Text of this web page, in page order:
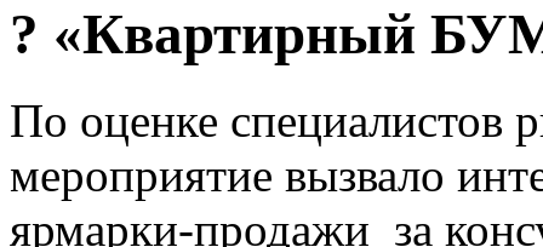
? «Квартирный
По оценке специалистов
мероприятие вызвало
ярмарки-продажи за